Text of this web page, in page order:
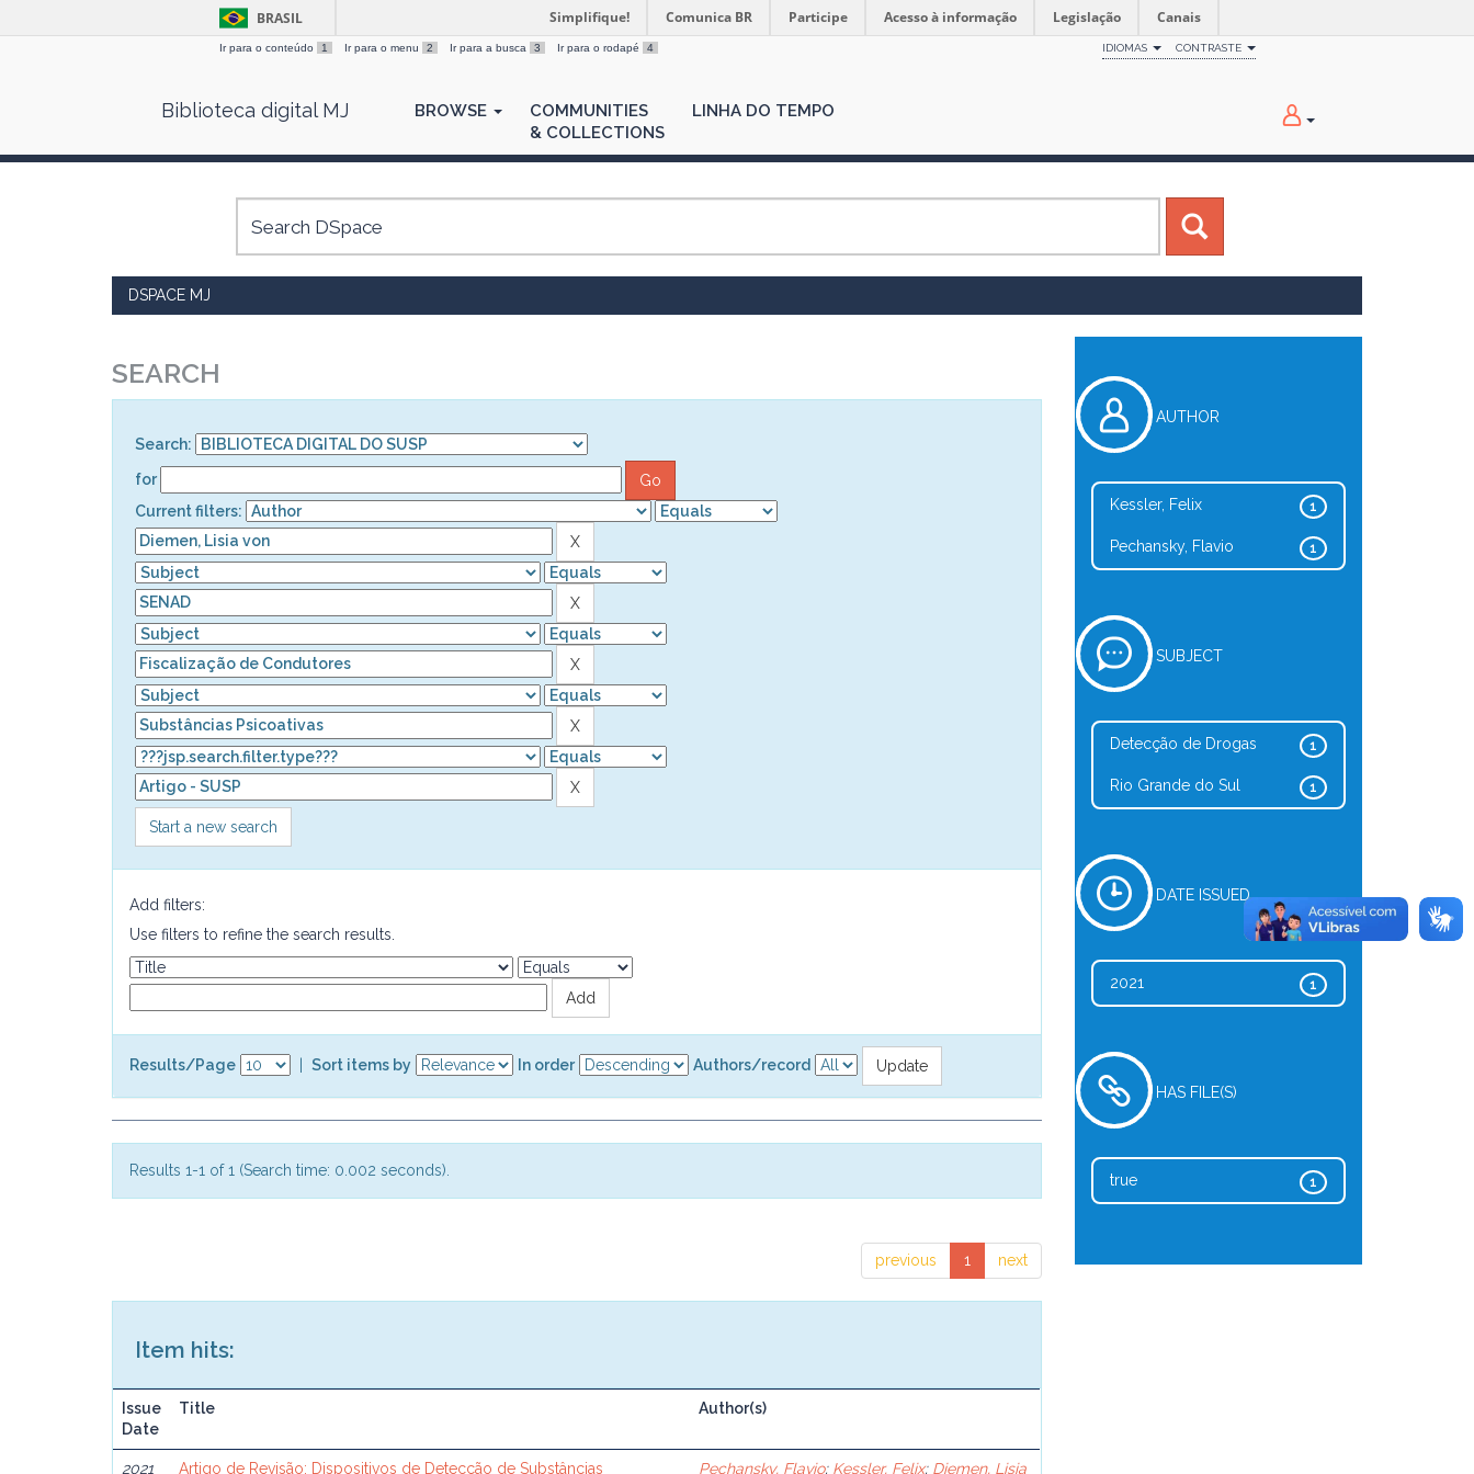
BRASIL Simplifique! Comunica BR Participe Acesso à informação Legislação Canais
Ir para o conteúdo 1 Ir para o menu 2 Ir para a busca 3 Ir para o rodapé 4 IDIOMAS CONTRASTE
Biblioteca digital MJ BROWSE
COMMUNITIES
& COLLECTIONS
LINHA DO TEMPO
DSPACE MJ
SEARCH
Search:
for
Current filters:
Start a new search
Add filters:
Use filters to refine the search results.
Results/Page Sort items by In order Authors/record
Results 1-1 of 1 (Search time: 0.002 seconds).
previous 1 next
Item hits:
Issue
Date
Title Author(s)
2021 Artigo de Revisão: Dispositivos de Detecção de Substâncias Pechansky, Flavio; Kessler, Felix; Diemen, Lisia
AUTHOR
1
Kessler, Felix
1
Pechansky, Flavio
SUBJECT
1
Detecção de Drogas
1
Rio Grande do Sul
DATE ISSUED
1
2021
HAS FILE(S)
1
true